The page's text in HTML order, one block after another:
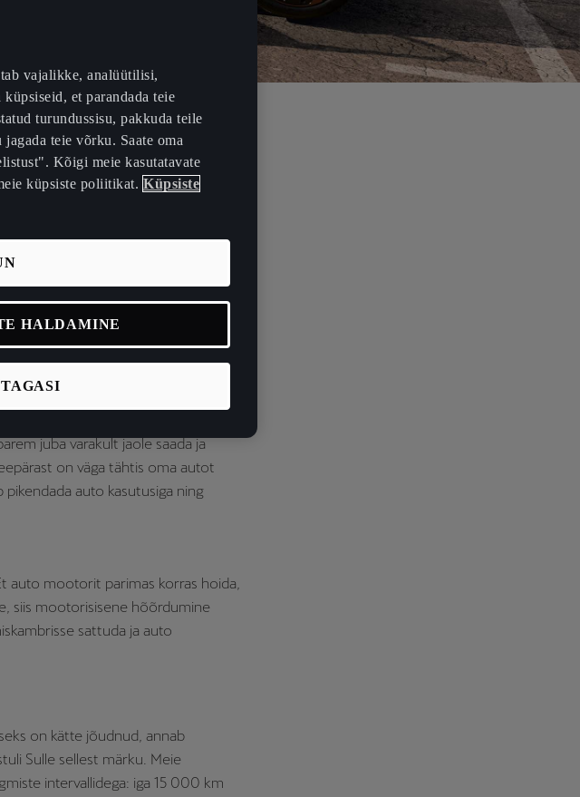
rool
IGA
kord aastas selle autoteenindusse
juba varakult jaole saada ja
on väga tähtis oma autot
auto kasutusiga ning
auto mootorit parimas korras hoida,
siis mootorisisene hõõrdumine
sattuda ja auto
on kätte jõudnud, annab
Sulle sellest märku. Meie
intervallidega: iga 15 000 km
vajalikke, analüütilisi,
et parandada teie
turundussisu, pakkuda teile
teie võrku. Saate oma
Kõigi meie kasutatavate
küpsiste poliitikat. Küpsiste
HALDAMINE